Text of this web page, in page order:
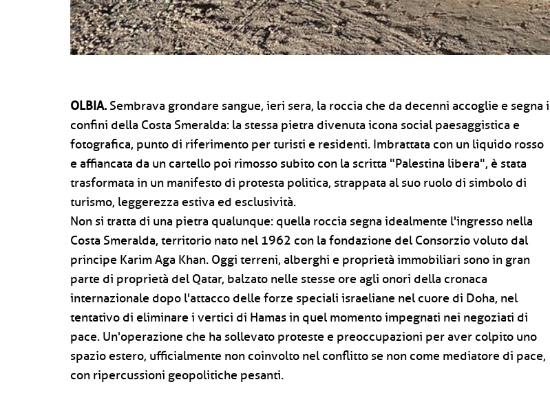
OLBIA. Sembrava grondare sangue, ieri sera, la roccia che da decenni accoglie e segna i
confini della Costa Smeralda: la stessa pietra divenuta icona social paesaggistica e
fotografica, punto di riferimento per turisti e residenti. Imbrattata con un liquido rosso
e affiancata da un cartello poi rimosso subito con la scritta "Palestina libera", è stata
trasformata in un manifesto di protesta politica, strappata al suo ruolo di simbolo di
turismo, leggerezza estiva ed esclusività.
Non si tratta di una pietra qualunque: quella roccia segna idealmente l'ingresso nella
Costa Smeralda, territorio nato nel 1962 con la fondazione del Consorzio voluto dal
principe Karim Aga Khan. Oggi terreni, alberghi e proprietà immobiliari sono in gran
parte di proprietà del Qatar, balzato nelle stesse ore agli onori della cronaca
internazionale dopo l'attacco delle forze speciali israeliane nel cuore di Doha, nel
tentativo di eliminare i vertici di Hamas in quel momento impegnati nei negoziati di
pace. Un'operazione che ha sollevato proteste e preoccupazioni per aver colpito uno
spazio estero, ufficialmente non coinvolto nel conflitto se non come mediatore di pace,
con ripercussioni geopolitiche pesanti.